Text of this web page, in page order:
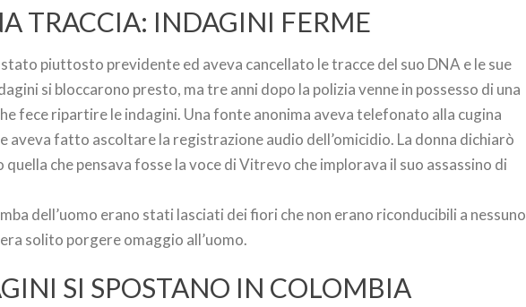
TRACCIA: INDAGINI FERME
stato piuttosto previdente ed aveva cancellato le tracce del suo DNA e le sue
si bloccarono presto, ma tre anni dopo la polizia venne in possesso di una
fece ripartire le indagini. Una fonte anonima aveva telefonato alla cugina
aveva fatto ascoltare la registrazione audio dell’omicidio. La donna dichiarò
che pensava fosse la voce di Vitrevo che implorava il suo assassino di
dell’uomo erano stati lasciati dei fiori che non erano riconducibili a nessuno
solito porgere omaggio all’uomo.
SI SPOSTANO IN COLOMBIA